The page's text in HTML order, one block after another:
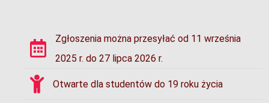
Zgłoszenia można przesyłać od 11 września
2025 r. do 27 lipca 2026 r.
Otwarte dla studentów do 19 roku życia